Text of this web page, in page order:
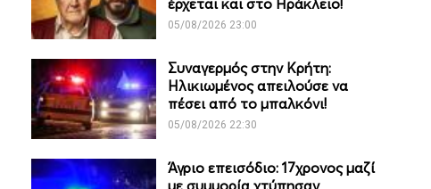
έρχεται και στο Ηράκλειο!
05/08/2026 23:00
Συναγερμός στην Κρήτη:
Ηλικιωμένος απειλούσε να
πέσει από το μπαλκόνι!
05/08/2026 22:30
Άγριο επεισόδιο: 17χρονος μαζί